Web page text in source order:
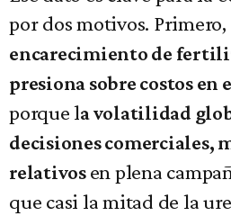
por dos motivos.
encarecimiento de
presiona sobre costos en
porque la volatilidad
decisiones comerciales,
relativos en plena
que casi la mitad de la